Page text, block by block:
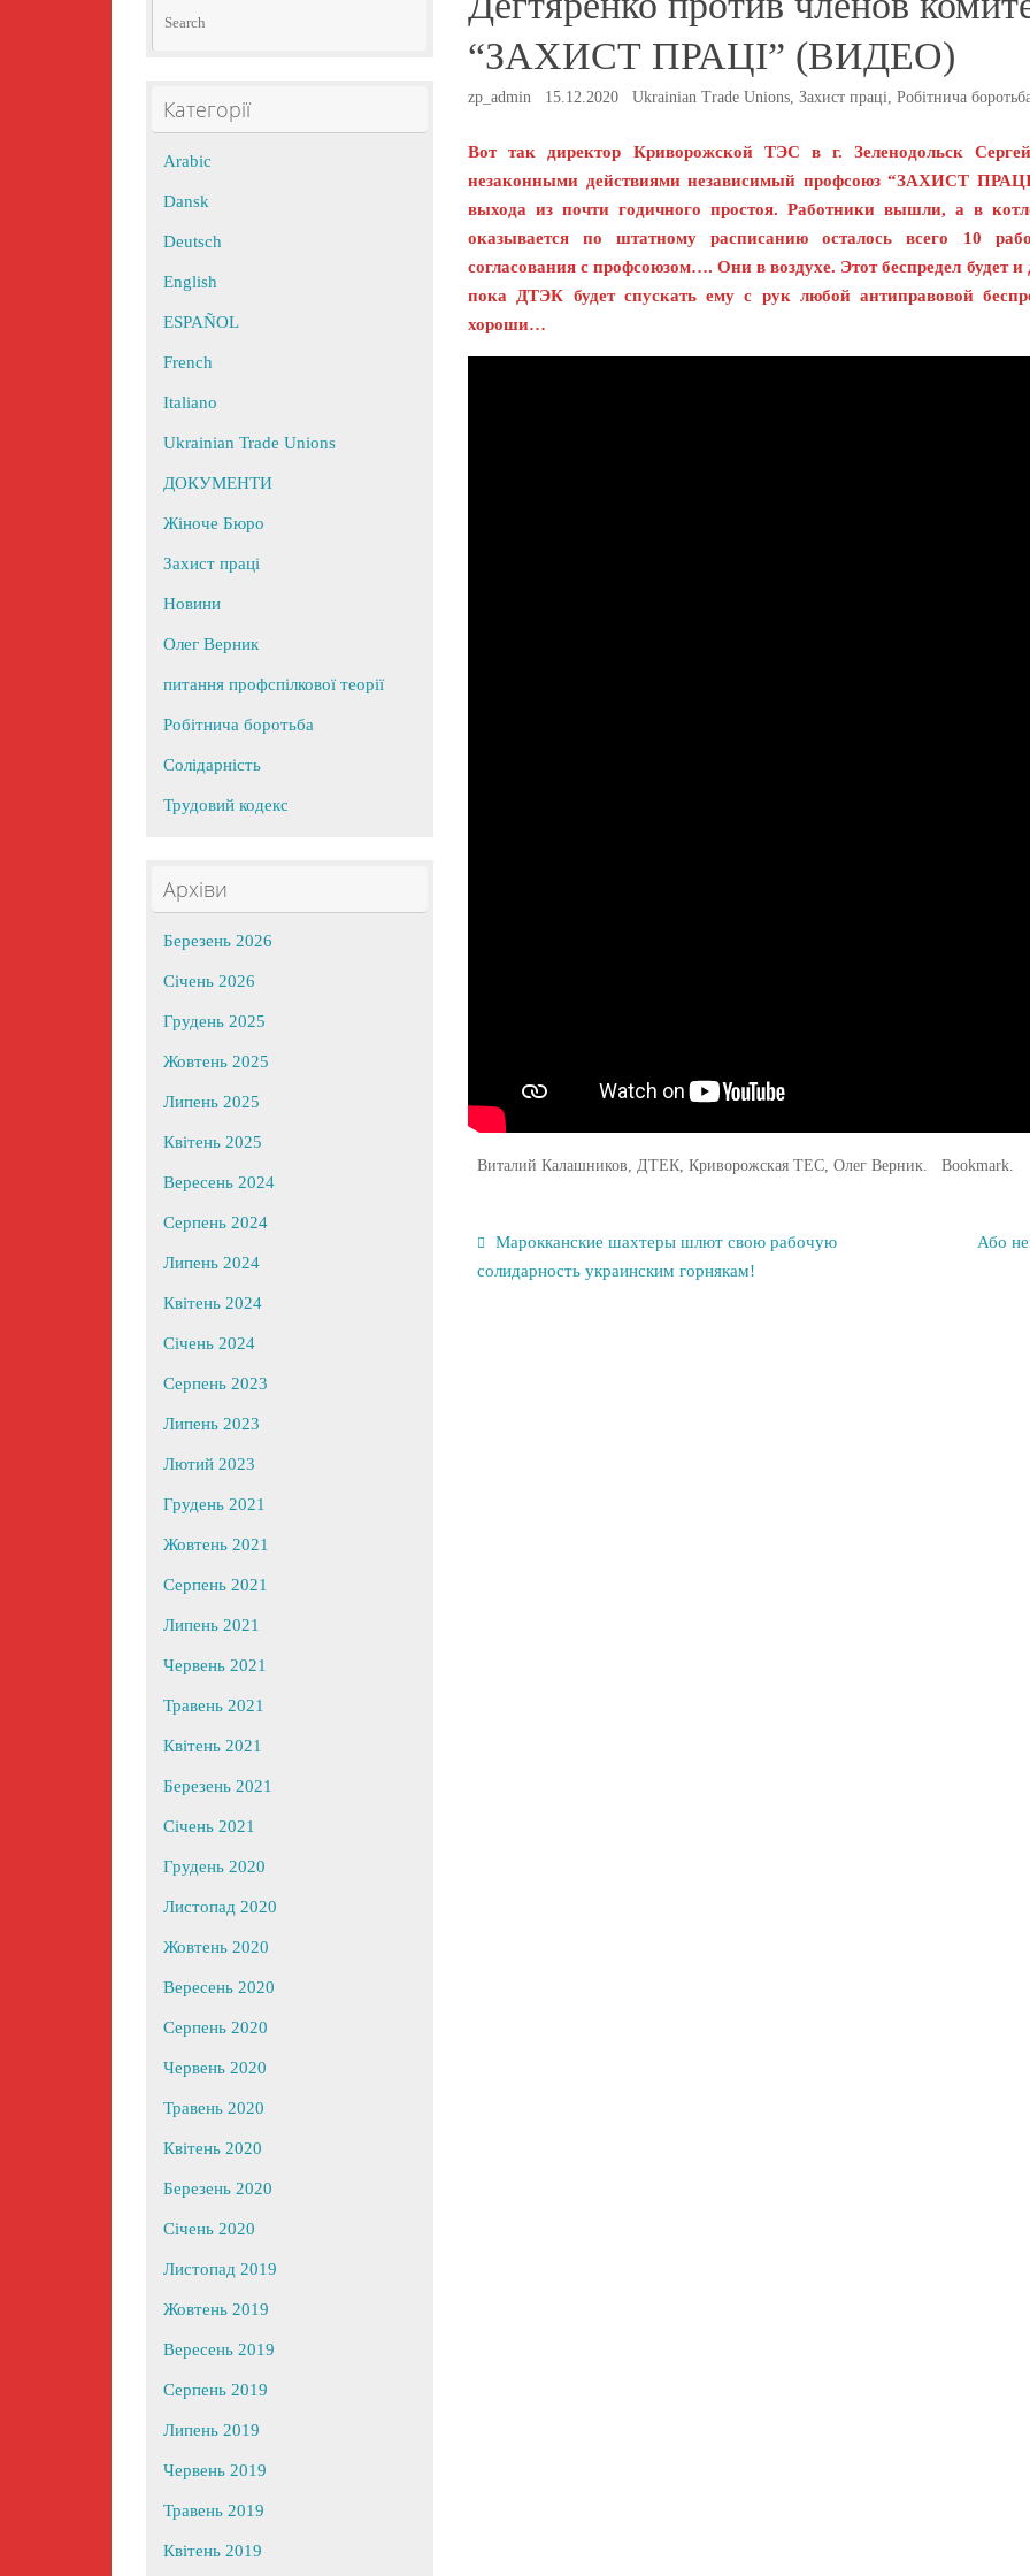
“ЗАХИСТ ПРАЦІ” (ВИДЕО)
zp_admin 15.12.2020 Ukrainian Trade Unions, Захист праці, Робітнича
Вот так директор Криворожской ТЭС в г. Зеленодольск
незаконными действиями независимый профсоюз “ЗАХИСТ
выхода из почти годичного простоя. Работники вышли, а в
оказывается по штатному расписанию осталось всего 10
согласования с профсоюзом…. Они в воздухе. Этот беспредел будет
пока ДТЭК будет спускать ему с рук любой антиправовой
хороши…
Виталий Калашников ДТЕК Криворожская ТЕС Олег Верник Bookmark
Марокканские шахтеры шлют свою рабочую
солидарность украинским горнякам!
Або
Search
Search
Категорії
Arabic
Dansk
Deutsch
English
ESPAÑOL
French
Italiano
Ukrainian Trade Unions
ДОКУМЕНТИ
Жіноче Бюро
Захист праці
Новини
Олег Верник
питання профспілкової теорії
Робітнича боротьба
Солідарність
Трудовий кодекс
Архіви
Березень 2026
Січень 2026
Грудень 2025
Жовтень 2025
Липень 2025
Квітень 2025
Вересень 2024
Серпень 2024
Липень 2024
Квітень 2024
Січень 2024
Серпень 2023
Липень 2023
Лютий 2023
Грудень 2021
Жовтень 2021
Серпень 2021
Липень 2021
Червень 2021
Травень 2021
Квітень 2021
Березень 2021
Січень 2021
Грудень 2020
Листопад 2020
Жовтень 2020
Вересень 2020
Серпень 2020
Червень 2020
Травень 2020
Квітень 2020
Березень 2020
Січень 2020
Листопад 2019
Жовтень 2019
Вересень 2019
Серпень 2019
Липень 2019
Червень 2019
Травень 2019
Квітень 2019